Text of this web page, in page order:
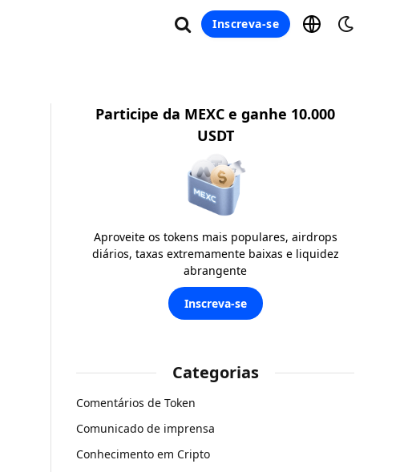
Inscreva-se
Participe da MEXC e ganhe 10.000
USDT
Aproveite os tokens mais populares, airdrops
diários, taxas extremamente baixas e liquidez
abrangente
Inscreva-se
Categorias
Comentários de Token
Comunicado de imprensa
Conhecimento em Cripto